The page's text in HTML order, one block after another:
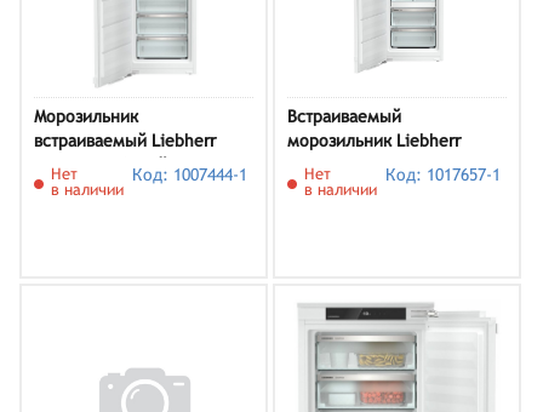
Морозильник
встраиваемый Liebherr
SIFNf 5128 белый
Нет
в наличии
Код: 1007444-1
Встраиваемый
морозильник Liebherr
SIFNe 5188-20 001
Нет
в наличии
Код: 1017657-1